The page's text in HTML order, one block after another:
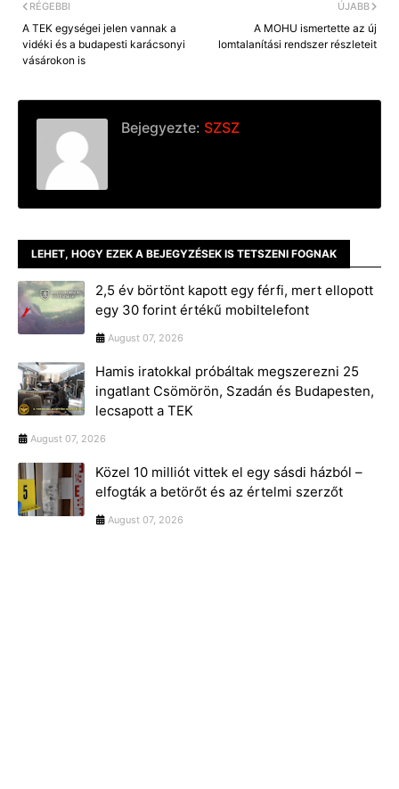
ÚJABB
A MOHU ismertette az új
lomtalanítási rendszer részleteit
RÉGEBBI
A TEK egységei jelen vannak a
vidéki és a budapesti karácsonyi
vásárokon is
Bejegyezte: SZSZ
LEHET, HOGY EZEK A BEJEGYZÉSEK IS TETSZENI FOGNAK
2,5 év börtönt kapott egy férfi, mert ellopott
egy 30 forint értékű mobiltelefont
August 07, 2026
Hamis iratokkal próbáltak megszerezni 25
ingatlant Csömörön, Szadán és Budapesten,
lecsapott a TEK
August 07, 2026
Közel 10 milliót vittek el egy sásdi házból –
elfogták a betörőt és az értelmi szerzőt
August 07, 2026